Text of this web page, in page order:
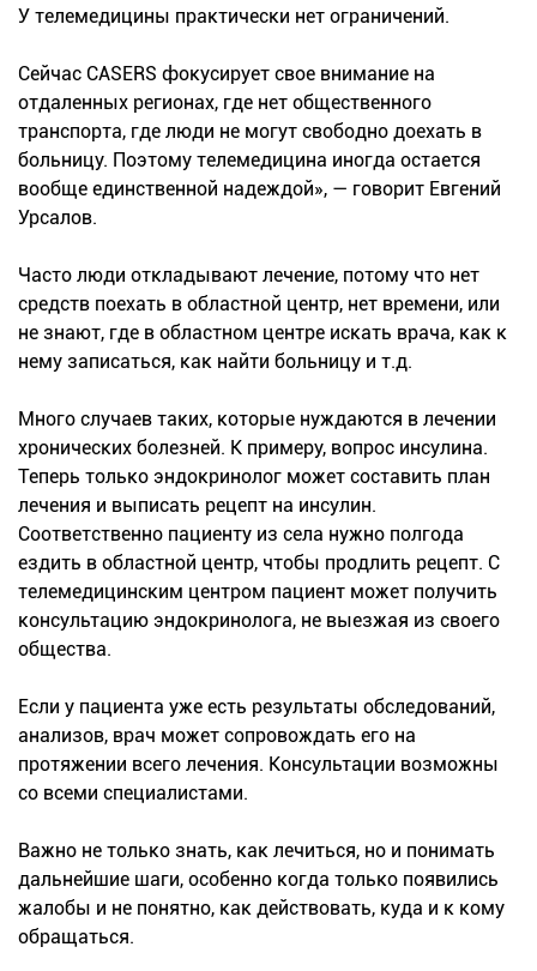
У телемедицины практически нет ограничений.
Сейчас CASERS фокусирует свое внимание на
отдаленных регионах, где нет общественного
транспорта, где люди не могут свободно доехать в
больницу. Поэтому телемедицина иногда остается
вообще единственной надеждой», — говорит Евгений
Урсалов.
Часто люди откладывают лечение, потому что нет
средств поехать в областной центр, нет времени, или
не знают, где в областном центре искать врача, как к
нему записаться, как найти больницу и т.д.
Много случаев таких, которые нуждаются в лечении
хронических болезней. К примеру, вопрос инсулина.
Теперь только эндокринолог может составить план
лечения и выписать рецепт на инсулин.
Соответственно пациенту из села нужно полгода
ездить в областной центр, чтобы продлить рецепт. С
телемедицинским центром пациент может получить
консультацию эндокринолога, не выезжая из своего
общества.
Если у пациента уже есть результаты обследований,
анализов, врач может сопровождать его на
протяжении всего лечения. Консультации возможны
со всеми специалистами.
Важно не только знать, как лечиться, но и понимать
дальнейшие шаги, особенно когда только появились
жалобы и не понятно, как действовать, куда и к кому
обращаться.